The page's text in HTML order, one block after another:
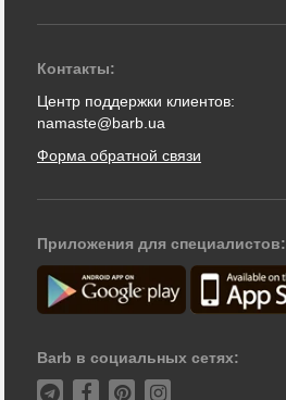
Контакты:
Центр поддержки клиентов:
namaste@barb.ua
Форма обратной связи
Приложения для специалистов:
Barb в социальных сетях: